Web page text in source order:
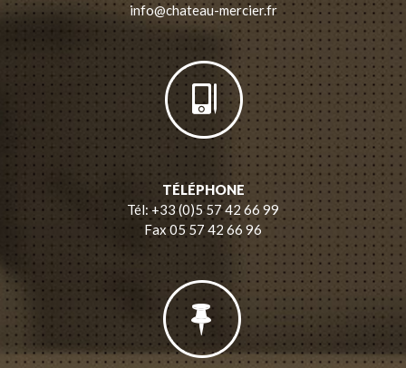
info@chateau-mercier.fr
TÉLÉPHONE
Tél: +33 (0)5 57 42 66 99
Fax 05 57 42 66 96